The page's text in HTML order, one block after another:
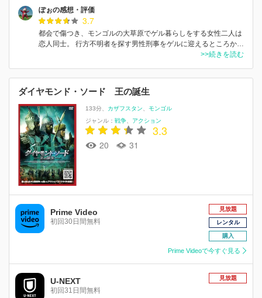
ぽぉの感想・評価
3.7
都会で傷つき、モンゴルの大草原でゲル暮らしをする女性二人は
恋人同士。 行方不明者を探す男性刑事をゲルに迎えるところか…
>>続きを読む
ダイヤモンド・ソード 王の誕生
133分 カザフスタン
モンゴル
ジャンル： 戦争 アクション
3.3
20 31
Prime Video
初回30日間無料
見放題
レンタル
購入
Prime Videoで今すぐ見る
U-NEXT
初回31日間無料
見放題